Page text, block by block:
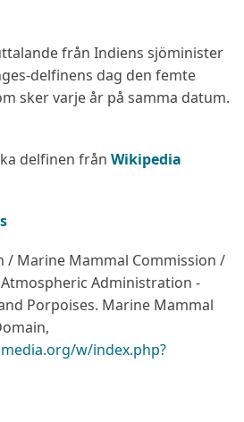
från Indiens sjöminister
delfinens dag den femte
sker varje år på samma datum.
delfinen från Wikipedia
/ Marine Mammal Commission /
Administration -
Porpoises. Marine Mammal
w/index.php?